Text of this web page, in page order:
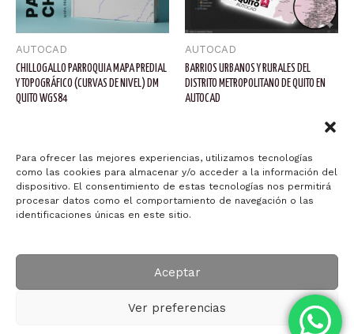
Para ofrecer las mejores experiencias, utilizamos tecnologías
como las cookies para almacenar y/o acceder a la información del
dispositivo. El consentimiento de estas tecnologías nos permitirá
procesar datos como el comportamiento de navegación o las
identificaciones únicas en este sitio.
Aceptar
Ver preferencias
AUTOCAD
CHILLOGALLO PARROQUIA MAPA PREDIAL
Y TOPOGRÁFICO (CURVAS DE NIVEL) DM
QUITO WGS84
Añadir al carrito
AUTOCAD
BARRIOS URBANOS Y RURALES DEL
DISTRITO METROPOLITANO DE QUITO EN
AUTOCAD
Añadir al carrito
Copyright © 2026 Arquitectura ID-ART
Powered by Arquitectura ID-ART